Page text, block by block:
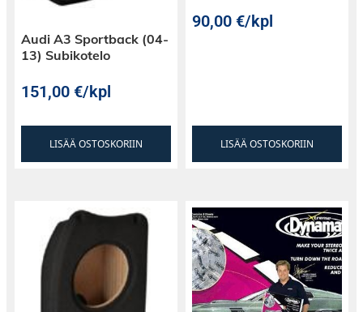
Audi A3 Sportback (04-
13) Subikotelo
151,00€/kpl
LISÄÄ OSTOSKORIIN
90,00€/kpl
LISÄÄ OSTOSKORIIN